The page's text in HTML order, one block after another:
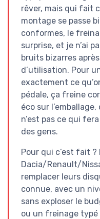
rêver, mais qui fait
montage se passe
conformes, le
surprise, et je n’ai
bruits bizarres
d’utilisation. Pour
exactement ce
pédale, ça freine
éco sur
n’est pas ce qui
des gens.
Pour qui c’est fait
Dacia/Renault/
remplacer leurs
connue, avec un
sans exploser le
ou un freinage typé